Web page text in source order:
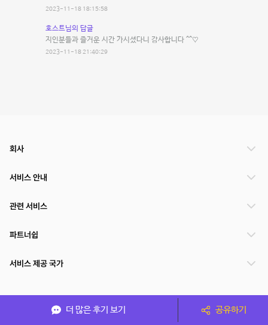
2023-11-18 18:15:58
호스트님의 답글
지인분들과 즐거운 시간 가시셨다니 감사합니다 ^^♡
2023-11-18 21:40:29
더 많은 후기 보기 공유하기
회사
서비스 안내
관련 서비스
파트너쉽
서비스 제공 국가
(주)NSPACE 사업자정보